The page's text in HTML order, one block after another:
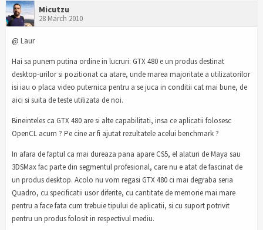
Micutzu
28 March 2010
@ Laur
Hai sa punem putina ordine in lucruri: GTX 480 e un produs destinat
desktop-urilor si pozitionat ca atare, unde marea majoritate a utilizatorilor
isi iau o placa video puternica pentru a se juca in conditii cat mai bune, de
aici si suita de teste utilizata de noi.
Bineinteles ca GTX 480 are si alte capabilitati, insa ce aplicatii folosesc
OpenCL acum ? Pe cine ar fi ajutat rezultatele acelui benchmark ?
In afara de faptul ca mai dureaza pana apare CS5, el alaturi de Maya sau
3DSMax fac parte din segmentul profesional, care nu e atat de fascinat de
un produs desktop. Acolo nu vom regasi GTX 480 ci mai degraba seria
Quadro, cu specificatii usor diferite, cu cantitate de memorie mai mare
pentru a face fata cum trebuie tipului de aplicatii, si cu suport potrivit
pentru un produs folosit in respectivul mediu.